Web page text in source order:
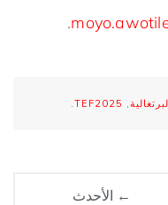
.
,
TEF2025
.
← الأحدث